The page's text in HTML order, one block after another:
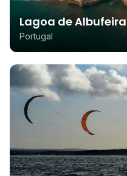
Lagoa de Albufeira
Portugal